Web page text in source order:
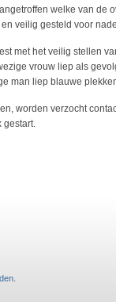
welke van de
veilig gesteld voor
met het veilig stellen
vrouw liep als
man liep blauwe
worden verzocht
gestart.